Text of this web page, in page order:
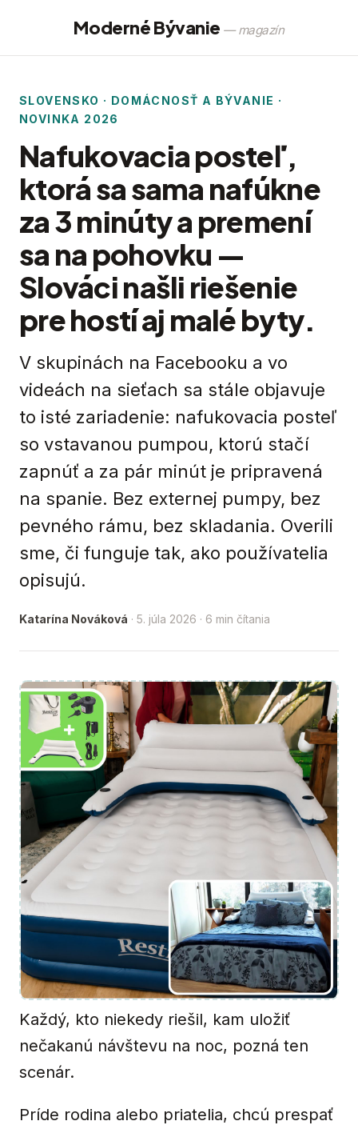
Moderné Bývanie — magazín
SLOVENSKO · DOMÁCNOSŤ A BÝVANIE ·
NOVINKA 2026
Nafukovacia posteľ,
ktorá sa sama nafúkne
za 3 minúty a premení
sa na pohovku —
Slováci našli riešenie
pre hostí aj malé byty.
V skupinách na Facebooku a vo
videách na sieťach sa stále objavuje
to isté zariadenie: nafukovacia posteľ
so vstavanou pumpou, ktorú stačí
zapnúť a za pár minút je pripravená
na spanie. Bez externej pumpy, bez
pevného rámu, bez skladania. Overili
sme, či funguje tak, ako používatelia
opisujú.
Katarína Nováková · 5. júla 2026 · 6 min čítania
Každý, kto niekedy riešil, kam uložiť
nečakanú návštevu na noc, pozná ten
scenár.
Príde rodina alebo priatelia, chcú prespať